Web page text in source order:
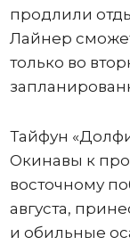
продлили
Лайнер
только во
Тайфун
Окинавы к
восточному
августа,
и обильные